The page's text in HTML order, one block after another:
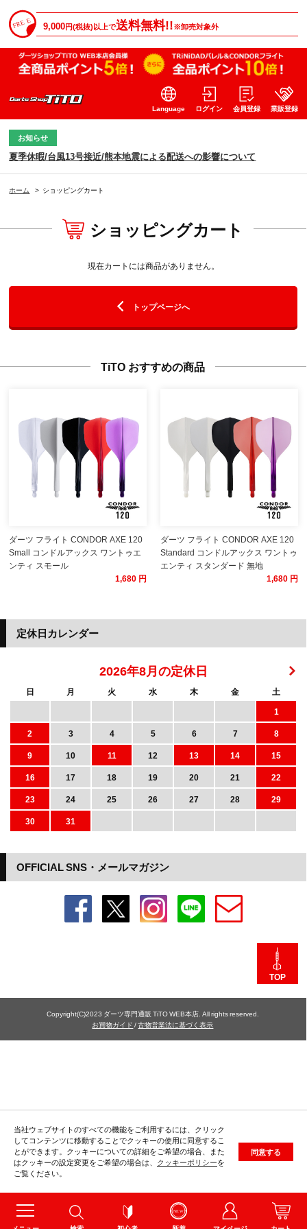
9,000円(税抜)以上で送料無料!!※卸売対象外
Language ログイン 会員登録 業販登録
お知らせ
夏季休暇/台風13号接近/熊本地震による配送への影響について
ホーム > ショッピングカート
ショッピングカート
現在カートには商品がありません。
トップページへ
TiTO おすすめの商品
ダーツ フライト CONDOR AXE 120
Small コンドルアックス ワントゥエ
ンティ スモール
1,680 円
ダーツ フライト CONDOR AXE 120
Standard コンドルアックス ワントゥ
エンティ スタンダード 無地
1,680 円
当社ウェブサイトのすべての機能をご利用するには、クリック
してコンテンツに移動することでクッキーの使用に同意するこ
とができます。クッキーについての詳細をご希望の場合、また
はクッキーの設定変更をご希望の場合は、 クッキーポリシーを
ご覧ください。
同意する
OFFICIAL SNS・メールマガジン
定休日カレンダー
2026年8月の定休日
日 月 火 水 木 金
土
1
2
3 4 5 6 7
8
9
10 11 12 13 14
15
16
17 18 19 20 21
22
23
24 25 26 27 28
29
30
31
TOP
Copyright(C)2023 ダーツ専門通販 TiTO WEB本店. All rights reserved.
お買物ガイド /古物営業法に基づく表示